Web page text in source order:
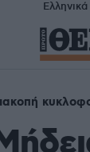
Ελληνικά